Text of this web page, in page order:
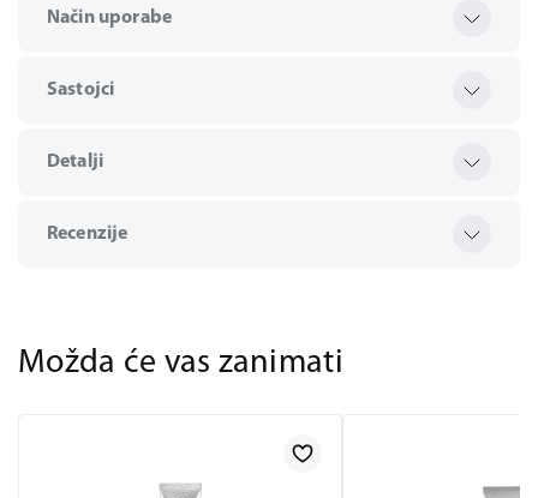
Način uporabe
Sastojci
Detalji
Recenzije
Možda će vas zanimati